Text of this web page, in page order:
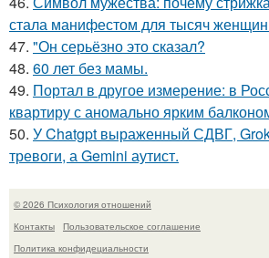
стала манифестом для тысяч
47. "Он серьёзно это сказал?
48. 60 лет без мамы.
49. Портал в другое измерение: в
квартиру с аномально ярким
50. У Chatgpt выраженный СДВГ, Grok
тревоги, а Gemini аутист.
© 2026 Психология отношений
Контакты
Пользовательское соглашение
Политика конфидециальности